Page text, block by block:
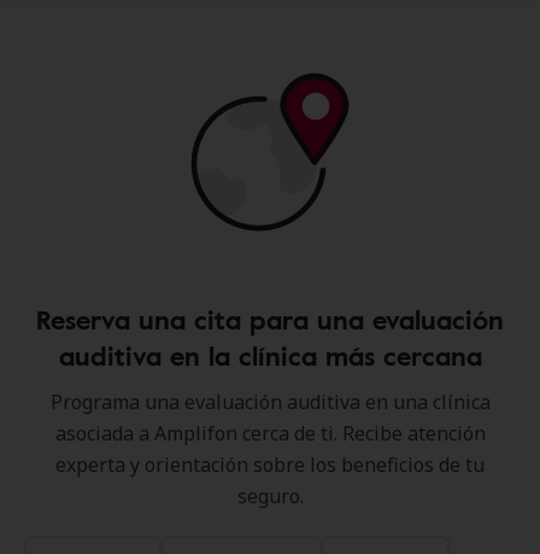
Reserva una cita para una evaluación
auditiva en la clínica más cercana
Programa una evaluación auditiva en una clínica
asociada a Amplifon cerca de ti. Recibe atención
experta y orientación sobre los beneficios de tu
seguro.